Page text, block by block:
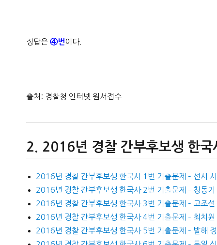
정답은 ④번 이다.
출처: 경찰청 인터넷 원서접수
2016년 경찰 간부후보생 한국
2016년 경찰 간부후보생 한국사 1번 기출문제 – 선사
2016년 경찰 간부후보생 한국사 2번 기출문제 – 청동기
2016년 경찰 간부후보생 한국사 3번 기출문제 – 고조선
2016년 경찰 간부후보생 한국사 4번 기출문제 – 최치원
2016년 경찰 간부후보생 한국사 5번 기출문제 – 발해